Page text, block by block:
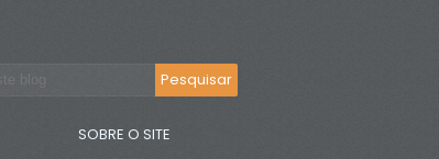
SOBRE O SITE